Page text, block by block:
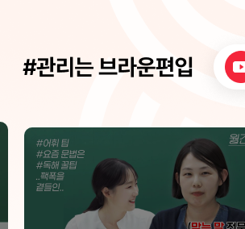
출 문제 선별이 가능해집니다.(이건
생이 해내기엔 무리가 있다고 생각
오게 되는 것입니다. 아마 이렇기 때
가 진짜 일주일만에 40점이 오를 수
았나 생각이 듭니다. 만약, 열심히할 자신은
있는데 어떻게 해야할지 모르겠다면
영쌤이 최고의 선택이 되실 겁니다.